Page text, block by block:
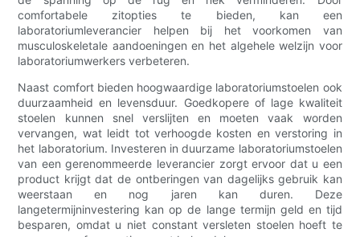
comfortabele zitopties te bieden, kan een
laboratoriumleverancier helpen bij het voorkomen van
musculoskeletale aandoeningen en het algehele welzijn voor
laboratoriumwerkers verbeteren.
Naast comfort bieden hoogwaardige laboratoriumstoelen ook
duurzaamheid en levensduur. Goedkopere of lage kwaliteit
stoelen kunnen snel verslijten en moeten vaak worden
vervangen, wat leidt tot verhoogde kosten en verstoring in
het laboratorium. Investeren in duurzame laboratoriumstoelen
van een gerenommeerde leverancier zorgt ervoor dat u een
product krijgt dat de ontberingen van dagelijks gebruik kan
weerstaan ​​en nog jaren kan duren. Deze
langetermijninvestering kan op de lange termijn geld en tijd
besparen, omdat u niet constant versleten stoelen hoeft te